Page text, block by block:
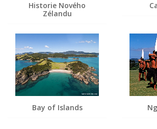
Historie Nového
Zélandu
Bay of Islands